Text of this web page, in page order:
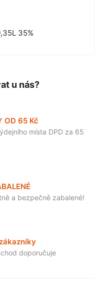
35%
u nás?
OD 65 Kč
místa DPD za 65
a bezpečně zabalené!
doporučuje